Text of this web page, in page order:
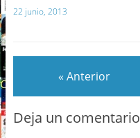
22 junio, 2013
« Anterior
Deja un comentario